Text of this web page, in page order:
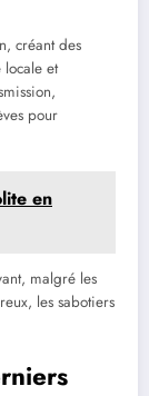
créant des
locale et
pour
en
malgré les
les sabotiers